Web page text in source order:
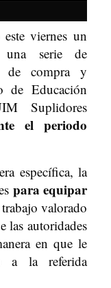
viernes un
serie de
de compra y
de Educación
Suplidores
el periodo
específica, la
para equipar
valorado
las autoridades
en que le
a la referida